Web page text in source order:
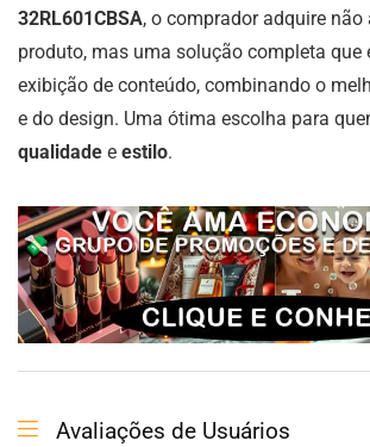
32RL601CBSA, o comprador adquire não
produto, mas uma solução completa que
exibição de conteúdo, combinando o
e do design. Uma ótima escolha para
qualidade e estilo.
Avaliações de Usuários